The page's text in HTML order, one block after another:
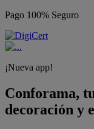
Pago 100% Seguro
¡Nueva app!
Conforama,
decoración y